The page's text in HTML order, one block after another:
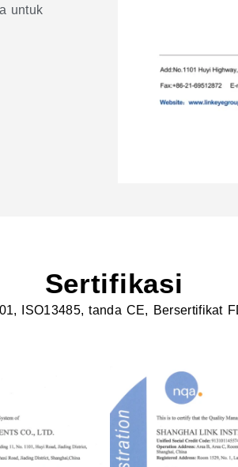
untuk
Sertifikasi
ISO13485, tanda CE, Bersertifikat